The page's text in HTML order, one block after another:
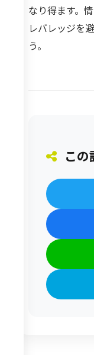
なり得ます。
レバレッジを
う。
こ